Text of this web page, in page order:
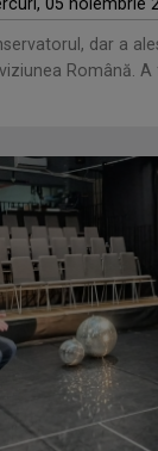
propune tururi
05 noiembrie
dar a
Română.